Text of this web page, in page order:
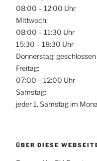
08:00 – 12:00 Uhr
Mittwoch:
08:00 – 11:30 Uhr
15:30 – 18:30 Uhr
Donnerstag:
Freitag:
07:00 – 12:00 Uhr
Samstag:
jeder 1. Samstag im
ÜBER DIESE